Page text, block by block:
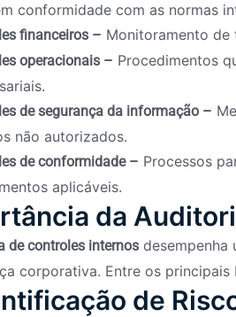
conformidade com as normas
financeiros – Monitoramento de
operacionais – Procedimentos
de segurança da informação –
não autorizados.
de conformidade – Processos
aplicáveis.
da
de controles internosdesempenha
corporativa. Entre os
de